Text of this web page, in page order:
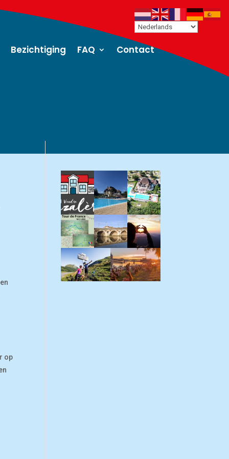
Bezichtiging FAQ Contact
op